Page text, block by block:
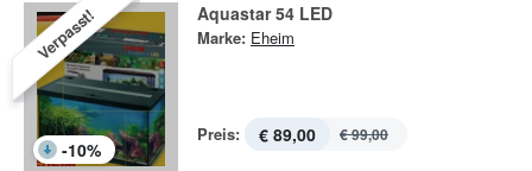
Verpasst!
-10%
Aquastar 54 LED
Marke: Eheim
Preis: € 89,00 € 99,00